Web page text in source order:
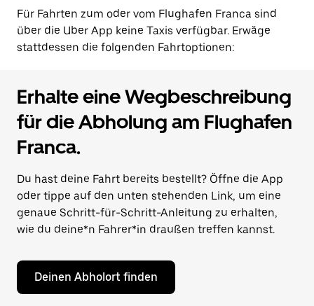
Für Fahrten zum oder vom Flughafen Franca sind
über die Uber App keine Taxis verfügbar. Erwäge
stattdessen die folgenden Fahrtoptionen:
Erhalte eine Wegbeschreibung
für die Abholung am Flughafen
Franca.
Du hast deine Fahrt bereits bestellt? Öffne die App
oder tippe auf den unten stehenden Link, um eine
genaue Schritt-für-Schritt-Anleitung zu erhalten,
wie du deine*n Fahrer*in draußen treffen kannst.
Deinen Abholort finden